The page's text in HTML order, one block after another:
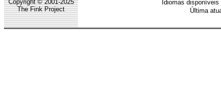
Copyright © 2001-2025
The Fink Project
Idiomas
Última